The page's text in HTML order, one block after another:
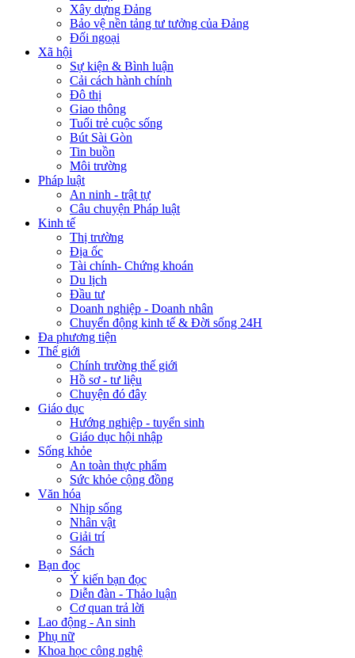
Xây dựng Đảng
Bảo vệ nền tảng tư tưởng của Đảng
Đối ngoại
Xã hội
Sự kiện & Bình luận
Cải cách hành chính
Đô thị
Giao thông
Tuổi trẻ cuộc sống
Bút Sài Gòn
Tin buồn
Môi trường
Pháp luật
An ninh - trật tự
Câu chuyện Pháp luật
Kinh tế
Thị trường
Địa ốc
Tài chính- Chứng khoán
Du lịch
Đầu tư
Doanh nghiệp - Doanh nhân
Chuyển động kinh tế & Đời sống 24H
Đa phương tiện
Thế giới
Chính trường thế giới
Hồ sơ - tư liệu
Chuyện đó đây
Giáo dục
Hướng nghiệp - tuyển sinh
Giáo dục hội nhập
Sống khỏe
An toàn thực phẩm
Sức khỏe cộng đồng
Văn hóa
Nhịp sống
Nhân vật
Giải trí
Sách
Bạn đọc
Ý kiến bạn đọc
Diễn đàn - Thảo luận
Cơ quan trả lời
Lao động - An sinh
Phụ nữ
Khoa học công nghệ